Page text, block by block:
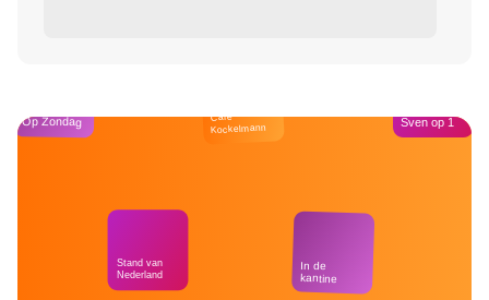
Op Zondag
Stand van
Nederland
Café
Kockelmann
In de
kantine
Sven op 1